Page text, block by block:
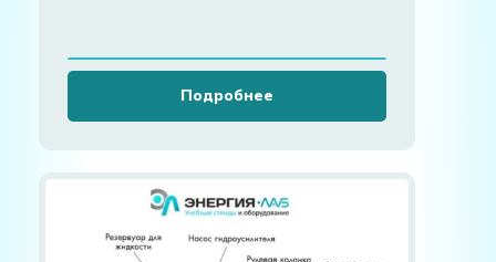
Подробнее